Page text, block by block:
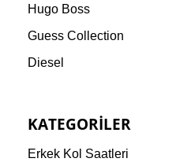
Hugo Boss
Guess Collection
Diesel
KATEGORILER
Erkek Kol Saatleri